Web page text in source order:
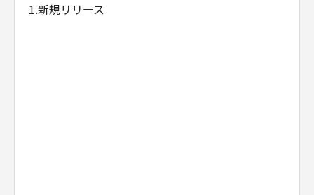
1.新規リリース